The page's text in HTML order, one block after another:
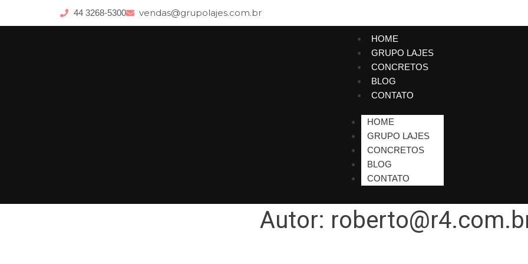
vendas@grupolajes.com.br
44 3268-5300
HOME
GRUPO LAJES
CONCRETOS
BLOG
CONTATO
HOME
GRUPO LAJES
CONCRETOS
BLOG
CONTATO
Autor: